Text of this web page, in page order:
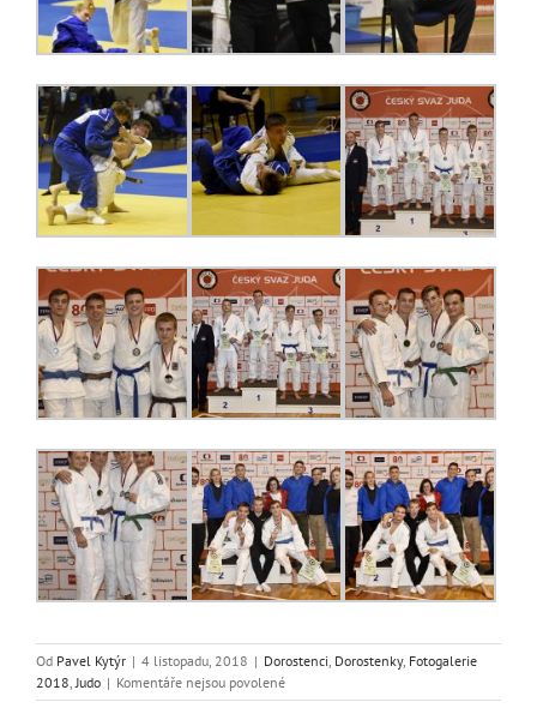
Od Pavel Kytýr | 4 listopadu, 2018 | Dorostenci Dorostenky, Fotogalerie
2018 Judo | Komentáře nejsou povolenéu
textu